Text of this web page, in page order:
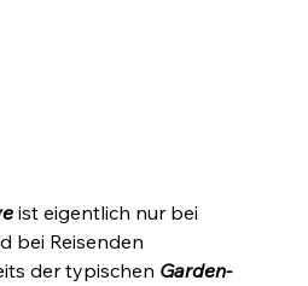
ist eigentlich nur bei
bei Reisenden
der typischen Garden-